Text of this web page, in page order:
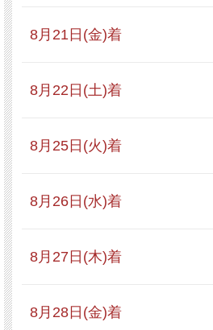
●セット内容
ブルーベリーブレ
リンゴスター 1個
メロンパン 1個
よもぎあんぱん 1個
8月21日(金)着
8月22日(土)着
8月25日(火)着
8月26日(水)着
8月27日(木)着
8月28日(金)着